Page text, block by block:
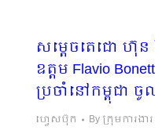
សម្តេចតេជោ ហ៊ុ
ឧត្តម Flavio
ប្រចាំនៅកម្ពុជា
ហ្វេសប៊ុក By ក្រុមការងា